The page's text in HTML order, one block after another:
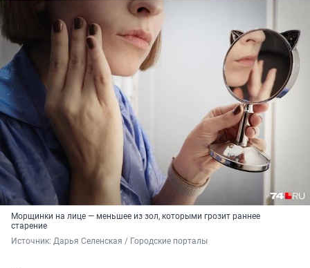
Морщинки на лице — меньшее из зол, которыми грозит раннее
старение
Источник: Дарья Селенская / Городские порталы